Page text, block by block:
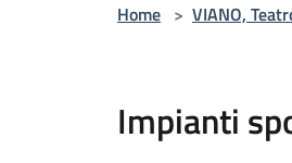
Home > VIANO,
Impianti